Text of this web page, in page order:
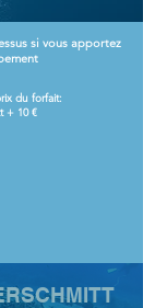
si vous apportez
du forfait:
+ 10 €